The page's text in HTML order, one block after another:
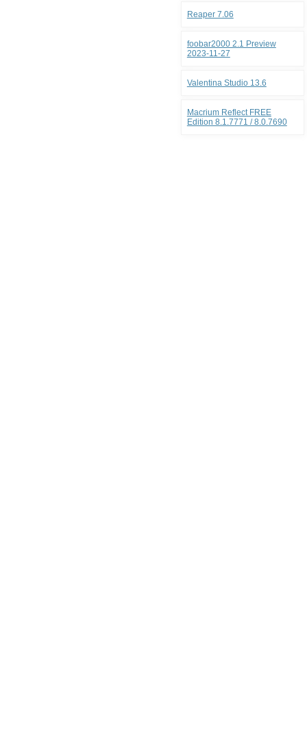
Reaper 7.06
foobar2000 2.1 Preview
2023-11-27
Valentina Studio 13.6
Macrium Reflect FREE
Edition 8.1.7771 / 8.0.7690